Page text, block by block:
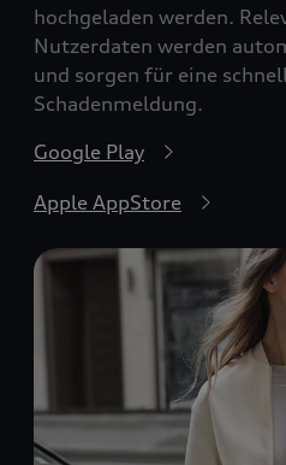
hochgeladen werden.
Nutzerdaten werden
und sorgen für eine
Schadenmeldung.
Google Play
Apple AppStore